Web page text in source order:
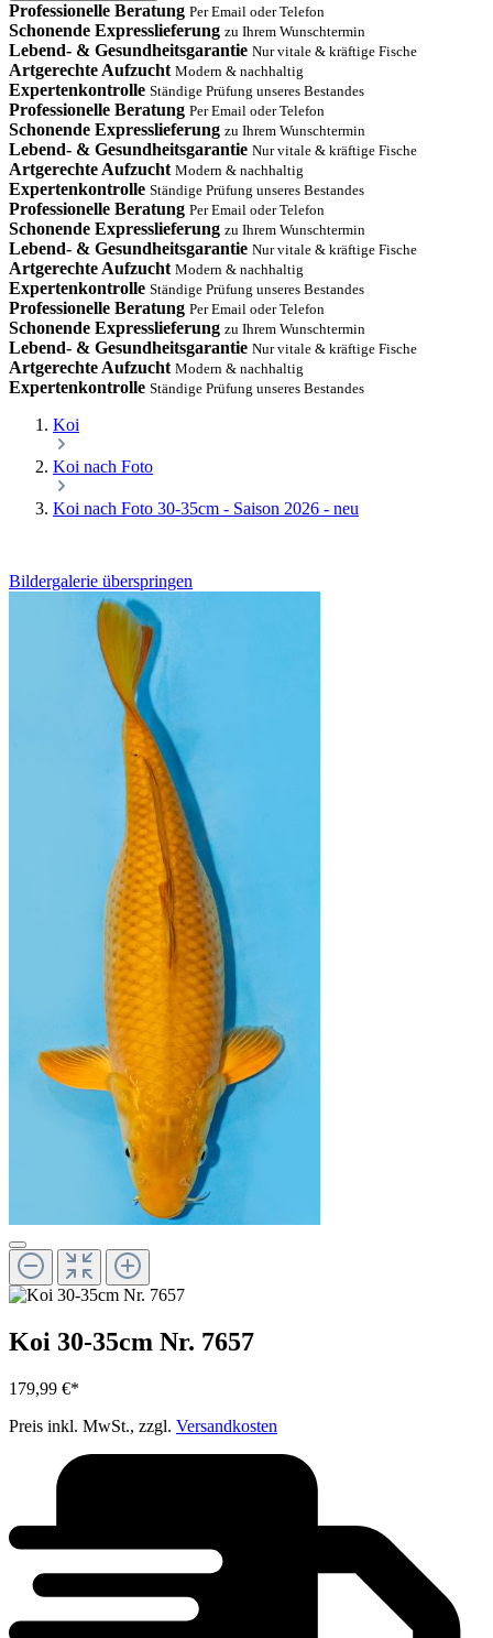
Professionelle Beratung Per Email oder Telefon
Schonende Expresslieferung zu Ihrem Wunschtermin
Lebend- & Gesundheitsgarantie Nur vitale & kräftige Fische
Artgerechte Aufzucht Modern & nachhaltig
Expertenkontrolle Ständige Prüfung unseres Bestandes
Professionelle Beratung Per Email oder Telefon
Schonende Expresslieferung zu Ihrem Wunschtermin
Lebend- & Gesundheitsgarantie Nur vitale & kräftige Fische
Artgerechte Aufzucht Modern & nachhaltig
Expertenkontrolle Ständige Prüfung unseres Bestandes
Professionelle Beratung Per Email oder Telefon
Schonende Expresslieferung zu Ihrem Wunschtermin
Lebend- & Gesundheitsgarantie Nur vitale & kräftige Fische
Artgerechte Aufzucht Modern & nachhaltig
Expertenkontrolle Ständige Prüfung unseres Bestandes
Professionelle Beratung Per Email oder Telefon
Schonende Expresslieferung zu Ihrem Wunschtermin
Lebend- & Gesundheitsgarantie Nur vitale & kräftige Fische
Artgerechte Aufzucht Modern & nachhaltig
Expertenkontrolle Ständige Prüfung unseres Bestandes
Koi
Koi nach Foto
Koi nach Foto 30-35cm - Saison 2026 - neu
Bildergalerie überspringen
Koi 30-35cm Nr. 7657
179,99 €*
Preis inkl. MwSt., zzgl. Versandkosten